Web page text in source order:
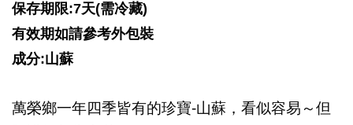
保存期限:7天(需冷藏)
有效期如請參考外包裝
成分:山蘇
萬榮鄉一年四季皆有的珍寶-山蘇，看似容易～但